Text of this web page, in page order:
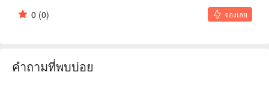
0 (0) จองเลย
คำถามที่พบบ่อย